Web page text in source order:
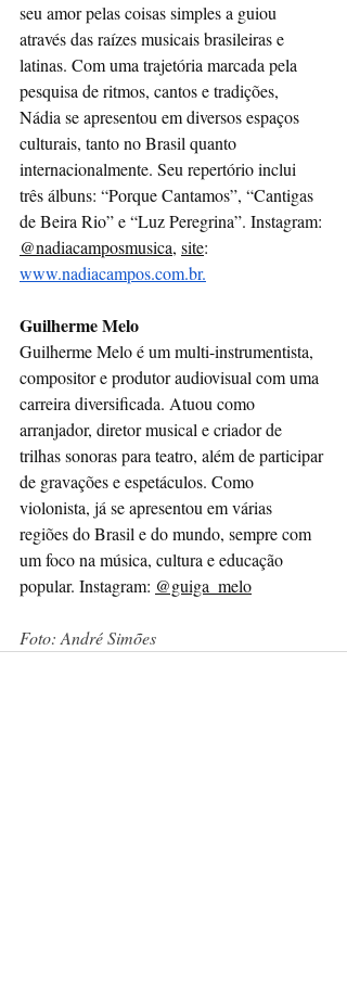
seu amor pelas coisas simples a guiou
através das raízes musicais brasileiras e
latinas. Com uma trajetória marcada pela
pesquisa de ritmos, cantos e tradições,
Nádia se apresentou em diversos espaços
culturais, tanto no Brasil quanto
internacionalmente. Seu repertório inclui
três álbuns: “Porque Cantamos”, “Cantigas
de Beira Rio” e “Luz Peregrina”. Instagram:
@nadiacamposmusica, site:
www.nadiacampos.com.br.
Guilherme Melo
Guilherme Melo é um multi-instrumentista,
compositor e produtor audiovisual com uma
carreira diversificada. Atuou como
arranjador, diretor musical e criador de
trilhas sonoras para teatro, além de participar
de gravações e espetáculos. Como
violonista, já se apresentou em várias
regiões do Brasil e do mundo, sempre com
um foco na música, cultura e educação
popular. Instagram: @guiga_melo
Foto: André Simões